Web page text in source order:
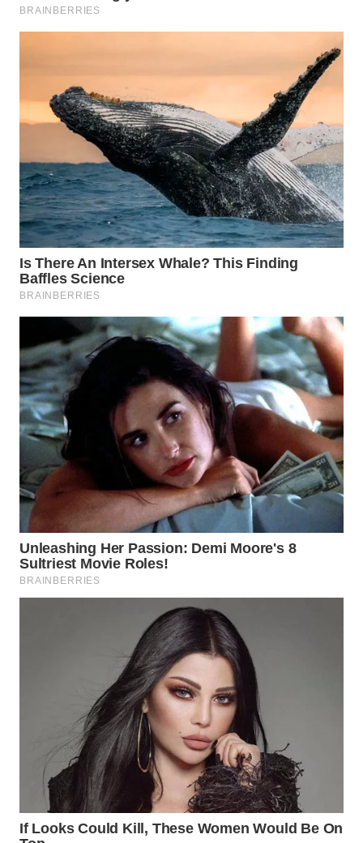
PURWAKARTA
PRIANGAN
TIMUR
WN
SEMARANG
WN
SOLO
WN
BOROBUDUR
WN
MADURA
WN
SURABAYA
NATUNA
WN
BINTAN
LIKUPANG
WN
LABUANBAJO
WN
BORNEO